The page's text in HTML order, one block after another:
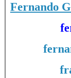
Fernando